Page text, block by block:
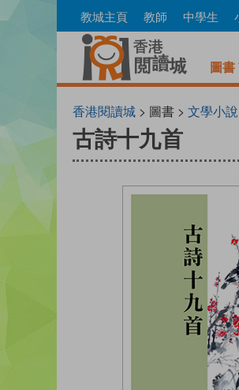
to
教城主頁 教師 中學生
圖書
香港閱讀城 > 圖書 > 文學小說
古詩十九首